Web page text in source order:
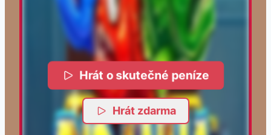
Hrát o skutečné peníze
Hrát zdarma